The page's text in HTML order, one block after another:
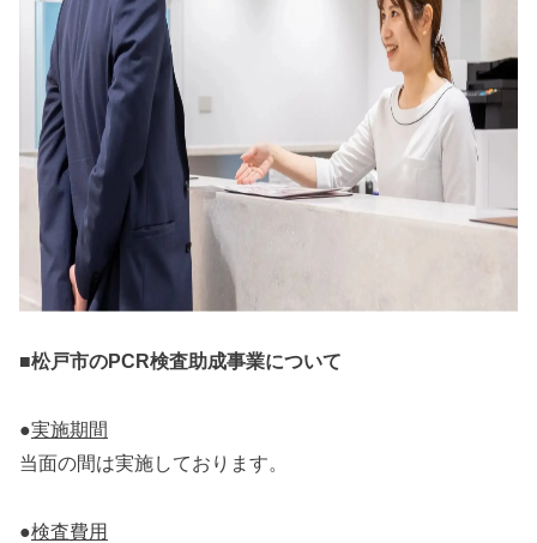
■松戸市のPCR検査助成事業について
●実施期間
当面の間は実施しております。
●検査費用